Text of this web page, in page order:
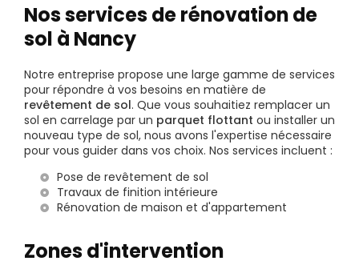
Nos services de rénovation de
sol à Nancy
Notre entreprise propose une large gamme de services
pour répondre à vos besoins en matière de
revêtement de sol. Que vous souhaitiez remplacer un
sol en carrelage par un parquet flottant ou installer un
nouveau type de sol, nous avons l'expertise nécessaire
pour vous guider dans vos choix. Nos services incluent :
Pose de revêtement de sol
Travaux de finition intérieure
Rénovation de maison et d'appartement
Zones d'intervention